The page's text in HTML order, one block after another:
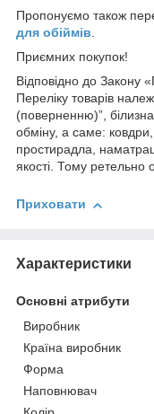
Пропонуємо також
для обіймів.
Приємних покупок!
Відповідно до Закону
Переліку товарів
(поверненню)”,
обміну, а саме:
простирадла,
якості. Тому ретельно
Приховати
Характеристики
Основні атрибути
Виробник
Країна виробник
Форма
Наповнювач